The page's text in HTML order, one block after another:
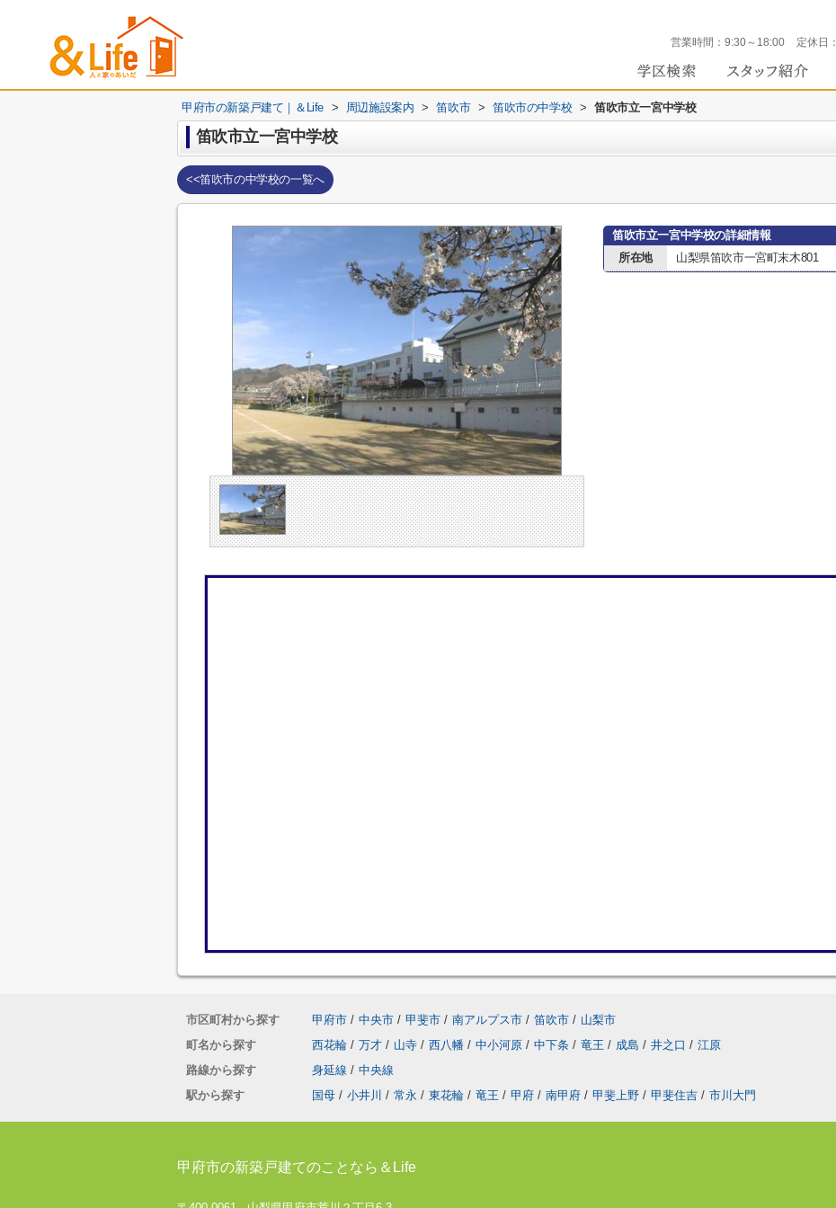
営業時間： 9:30～18:00 定休日：
甲府市の新築戸建て｜＆Life > 周辺施設案内 > 笛吹市 > 笛吹市の中学校 > 笛吹市立一宮中学校
笛吹市立一宮中学校
<<笛吹市の中学校の一覧へ
笛吹市立一宮中学校の詳細情報
所在地
山梨県笛吹市一宮町末木801
市区町村から探す 甲府市 / 中央市 / 甲斐市 / 南アルプス市 / 笛吹市 / 山梨市
町名から探す
西花輪 / 万才 / 山寺 / 西八幡 / 中小河原 / 中下条 / 竜王 / 成島 / 井之口 / 江原
路線から探す
身延線 / 中央線
駅から探す
国母 / 小井川 / 常永 / 東花輪 / 竜王 / 甲府 / 南甲府 / 甲斐上野 / 甲斐住吉 / 市川大門
甲府市の新築戸建てのことなら＆Life